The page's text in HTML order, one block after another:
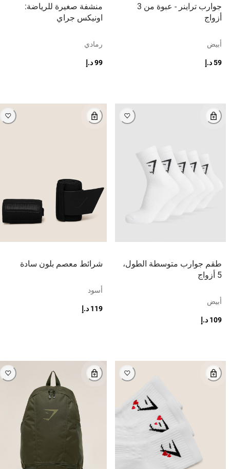
جوارب تراينر - عبوة من 3
أزواج
أبيض
59 د.إ
منشفة صغيرة للرياضة:
اونيكس جراي
رمادي
99 د.إ
طقم جوارب متوسطة الطول،
5 أزواج
أبيض
109 د.إ
شرائط معصم بلون سادة
أسود
119 د.إ